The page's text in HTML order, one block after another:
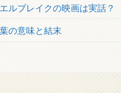
ルブレイクの映画は実話？
の意味と結末